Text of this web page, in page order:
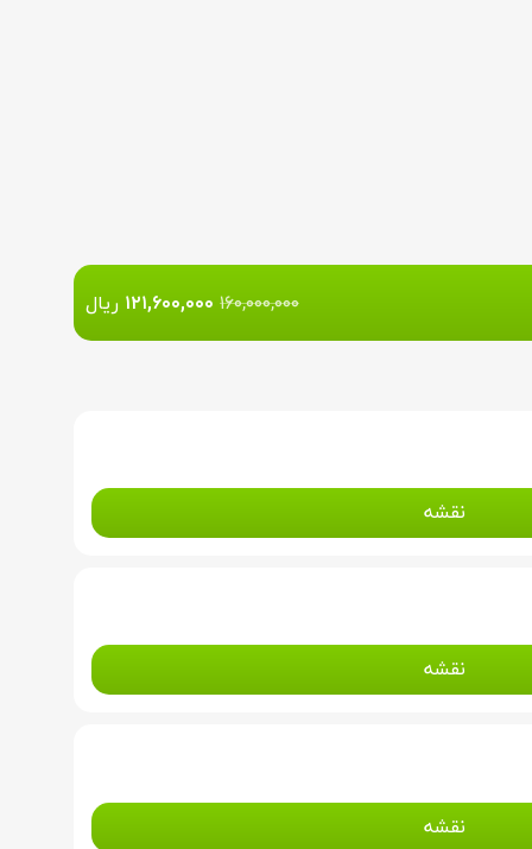
۱۲۱,۶۰۰,۰۰۰ ۱۶۰,۰۰۰,۰۰۰ ریال
نقشه
نقشه
نقشه